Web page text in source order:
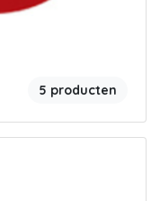
5 producten